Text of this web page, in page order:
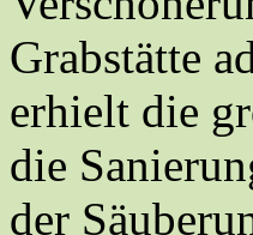
Grabstätte
erhielt die
die
der